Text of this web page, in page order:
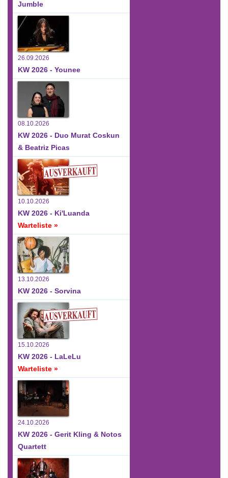
Jumble
26.09.2026
KW 2026 - Younee
08.10.2026
KW 2026 - Duo Murat Coskun
& Beatriz Picas
10.10.2026
KW 2026 - Ki'Luanda
Warteliste »
13.10.2026
KW 2026 - Sorvina
15.10.2026
KW 2026 - LaLeLu
Warteliste »
24.10.2026
KW 2026 - Gerit Kling & Notos
Quartett